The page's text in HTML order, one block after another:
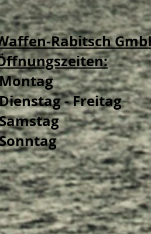
Rabitsch
- Freitag